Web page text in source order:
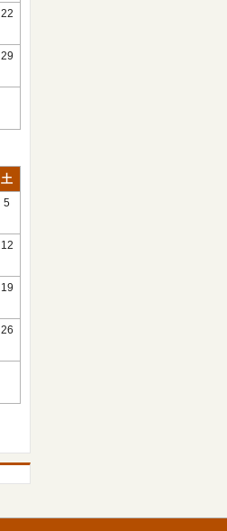
22
29
土
5
12
19
26